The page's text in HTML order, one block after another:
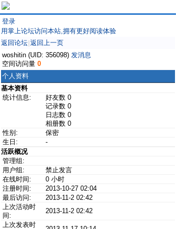
登录
用掌上论坛访问本站,拥有更好阅读体验
返回论坛 返回上一页
woshitin (UID: 356098) 发消息
空间访问量 0
个人资料
基本资料
统计信息:
好友数 0
记录数 0
日志数 0
相册数 0
性别:
保密
生日:
-
活跃概况
管理组:
用户组:
禁止发言
在线时间:
0 小时
注册时间:
2013-10-27 02:04
最后访问:
2013-11-2 02:42
上次活动时
间:
2013-11-2 02:42
上次发表时